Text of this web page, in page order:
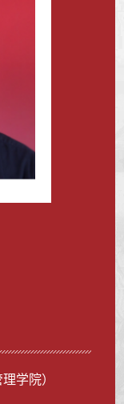
学院）